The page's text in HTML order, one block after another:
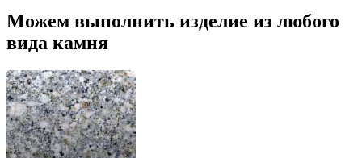
Можем выполнить изделие из любого
вида камня